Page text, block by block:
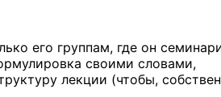
его группам, где он
своими словами,
лекции (чтобы,